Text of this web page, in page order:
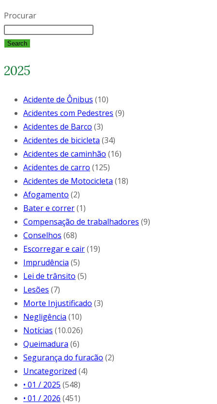
Procurar
Search
2025
Acidente de Ônibus (10)
Acidentes com Pedestres (9)
Acidentes de Barco (3)
Acidentes de bicicleta (34)
Acidentes de caminhão (16)
Acidentes de carro (125)
Acidentes de Motocicleta (18)
Afogamento (2)
Bater e correr(1)
Compensação de trabalhadores (9)
Conselhos (68)
Escorregar e cair(19)
Imprudência (5)
Lei de trânsito (5)
Lesões (7)
Morte Injustificado (3)
Negligência (10)
Notícias (10.026)
Queimadura (6)
Segurança do furacão (2)
Uncategorized (4)
• 01 / 2025 (548)
• 01 / 2026 (451)